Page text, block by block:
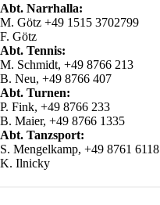
Abt. Narrhalla:
M. Götz +49 1515 3702799
F. Götz
Abt. Tennis:
M. Schmidt, +49 8766 213
B. Neu, +49 8766 407
Abt. Turnen:
P. Fink, +49 8766 233
B. Maier, +49 8766 1335
Abt. Tanzsport:
S. Mengelkamp, +49 8761 6118
K. Ilnicky